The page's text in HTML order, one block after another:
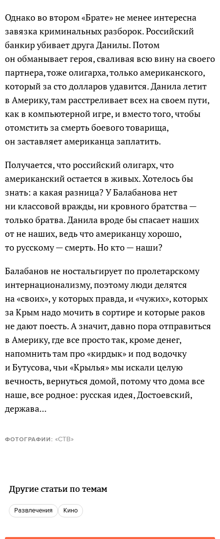
Однако во втором «Брате» не менее интересна
завязка криминальных разборок. Российский
банкир убивает друга Данилы. Потом
он обманывает героя, сваливая всю вину на своего
партнера, тоже олигарха, только американского,
который за сто долларов удавится. Данила летит
в Америку, там расстреливает всех на своем пути,
как в компьютерной игре, и вместо того, чтобы
отомстить за смерть боевого товарища,
он заставляет американца заплатить.
Получается, что российский олигарх, что
американский остается в живых. Хотелось бы
знать: а какая разница? У Балабанова нет
ни классовой вражды, ни кровного братства —
только братва. Данила вроде бы спасает наших
от не наших, ведь что американцу хорошо,
то русскому — смерть. Но кто — наши?
Балабанов не ностальгирует по пролетарскому
интернационализму, поэтому люди делятся
на «своих», у которых правда, и «чужих», которых
за Крым надо мочить в сортире и которые раков
не дают поесть. А значит, давно пора отправиться
в Америку, где все просто так, кроме денег,
напомнить там про «кирдык» и под водочку
и Бутусова, чьи «Крылья» мы искали целую
вечность, вернуться домой, потому что дома все
наше, все родное: русская идея, Достоевский,
держава...
ФОТОГРАФИИ: «СТВ»
Другие статьи по темам
Развлечения кино